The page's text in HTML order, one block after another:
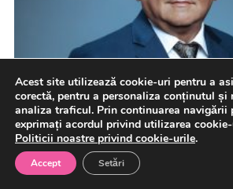
Acest site utilizează cookie-uri pentru a
corectă, pentru a personaliza conținutul și
analiza traficul. Prin continuarea navigării
exprimați acordul privind utilizarea
Politicii noastre privind cookie-urile.
Accept Setări